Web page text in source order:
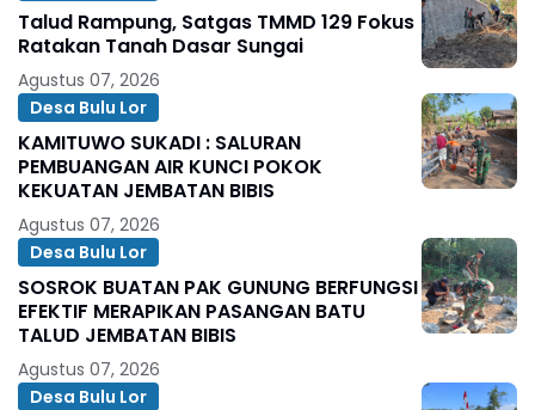
Talud Rampung, Satgas TMMD 129 Fokus
Ratakan Tanah Dasar Sungai
Agustus 07, 2026
Desa Bulu Lor
KAMITUWO SUKADI : SALURAN
PEMBUANGAN AIR KUNCI POKOK
KEKUATAN JEMBATAN BIBIS
Agustus 07, 2026
Desa Bulu Lor
SOSROK BUATAN PAK GUNUNG BERFUNGSI
EFEKTIF MERAPIKAN PASANGAN BATU
TALUD JEMBATAN BIBIS
Agustus 07, 2026
Desa Bulu Lor